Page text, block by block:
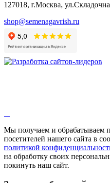
127018, г.Москва,
shop@semenagavrish.ru
Мы получаем и обрабатываем
посетителей нашего сайта в
политикой
на обработку своих
покинуть наш сайт.